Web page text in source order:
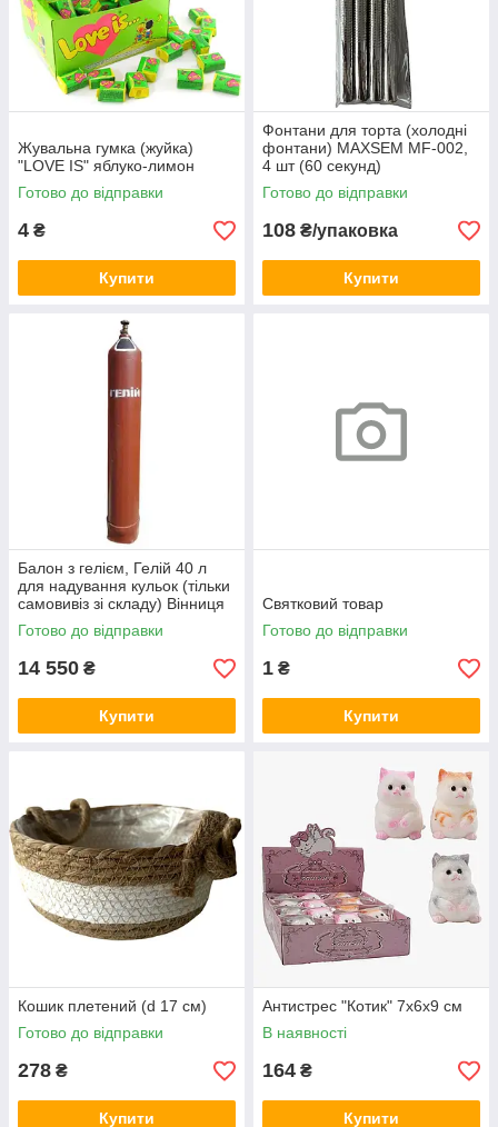
Жувальна гумка (жуйка)
"LOVE IS" яблуко-лимон
Готово до відправки
4 ₴
Купити
Фонтани для торта (холодні
фонтани) MAXSEM MF-002,
4 шт (60 секунд)
Готово до відправки
108 ₴/упаковка
Купити
Балон з гелієм, Гелій 40 л
для надування кульок (тільки
самовивіз зі складу) Вінниця
Готово до відправки
14 550 ₴
Купити
Святковий товар
Готово до відправки
1 ₴
Купити
Кошик плетений (d 17 см)
Готово до відправки
278 ₴
Купити
Антистрес "Котик" 7х6х9 см
В наявності
164 ₴
Купити